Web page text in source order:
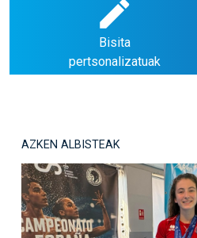
Bisita
pertsonalizatuak
AZKEN ALBISTEAK
Irudia